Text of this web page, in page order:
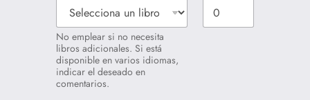
L
b
r
o
a
S
No emplear si no necesita
libros adicionales. Si está
disponible en varios idiomas,
indicar el deseado en
comentarios.
C
n